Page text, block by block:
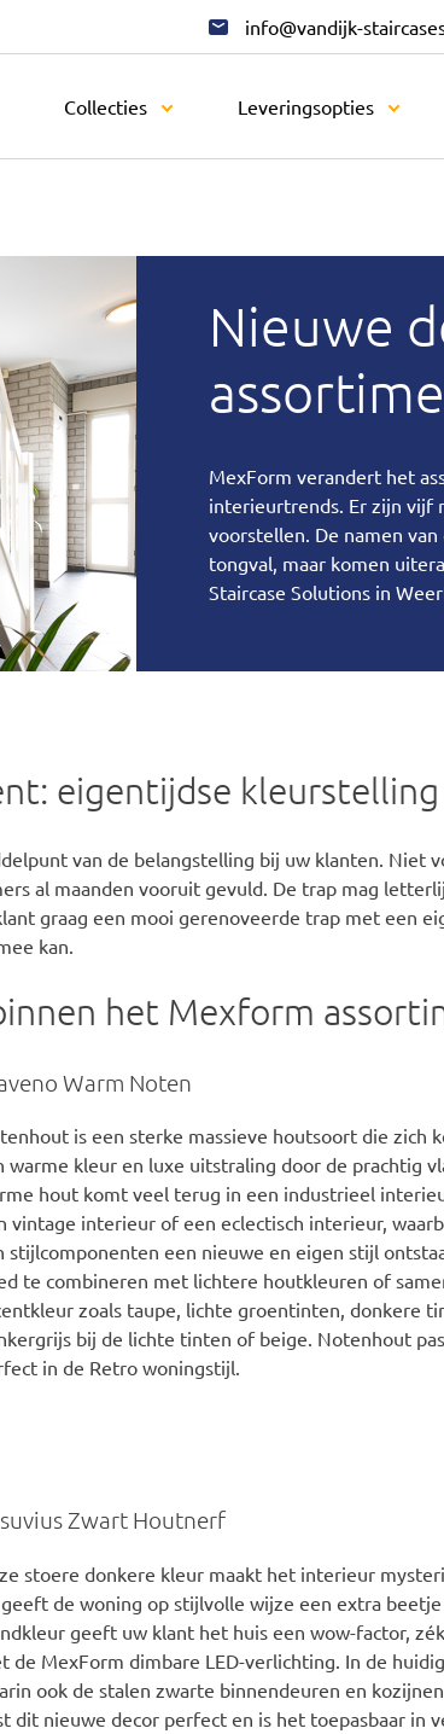
info@vandijk-
Collecties Leveringsopties
Nieuwe
MexForm verandert het
interieurtrends. Er zijn vijf
voorstellen. De namen
tongval, maar komen
Staircase Solutions in
eigentijdse kleurstelling
van de belangstelling bij uw klanten. Niet
al maanden vooruit gevuld. De trap mag
graag een mooi gerenoveerde trap met een
kan.
het Mexform
Warm Noten
is een sterke massieve houtsoort die zich
warme kleur en luxe uitstraling door de prachtig
hout komt veel terug in een industrieel
vintage interieur of een eclectisch interieur,
stijlcomponenten een nieuwe en eigen stijl
te combineren met lichtere houtkleuren of
zoals taupe, lichte groentinten, donkere
bij de lichte tinten of beige. Notenhout
in de Retro woningstijl.
Zwart Houtnerf
stoere donkere kleur maakt het interieur
de woning op stijlvolle wijze een extra
geeft uw klant het huis een wow-factor,
de MexForm dimbare LED-verlichting. In de
ook de stalen zwarte binnendeuren en
dit nieuwe decor perfect en is het toepasbaar in